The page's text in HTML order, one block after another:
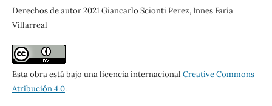
Derechos de autor 2021 Giancarlo Scionti Perez, Innes Faría
Villarreal
Esta obra está bajo una licencia internacional Creative Commons
Atribución 4.0.